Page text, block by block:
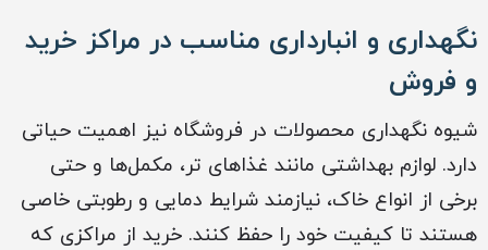
نگهداری و انبارداری مناسب در مراکز خرید
و فروش
شیوه نگهداری محصولات در فروشگاه نیز اهمیت حیاتی
دارد. لوازم بهداشتی مانند غذاهای تر، مکمل‌ها و حتی
برخی از انواع خاک، نیازمند شرایط دمایی و رطوبتی خاصی
هستند تا کیفیت خود را حفظ کنند. خرید از مراکزی که